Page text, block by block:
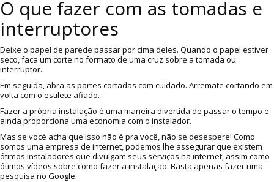
O que fazer com as tomadas e
interruptores
Deixe o papel de parede passar por cima deles. Quando o papel estiver
seco, faça um corte no formato de uma cruz sobre a tomada ou
interruptor.
Em seguida, abra as partes cortadas com cuidado. Arremate cortando em
volta com o estilete afiado.
Fazer a própria instalação é uma maneira divertida de passar o tempo e
ainda proporciona uma economia com o instalador.
Mas se você acha que isso não é pra você, não se desespere! Como
somos uma empresa de internet, podemos lhe assegurar que existem
ótimos instaladores que divulgam seus serviços na internet, assim como
ótimos vídeos sobre como fazer a instalação. Basta apenas fazer uma
pesquisa no Google.